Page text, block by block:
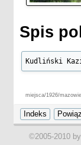
Spis
Kudliński
miejsca/1926/
©2005-2010 by